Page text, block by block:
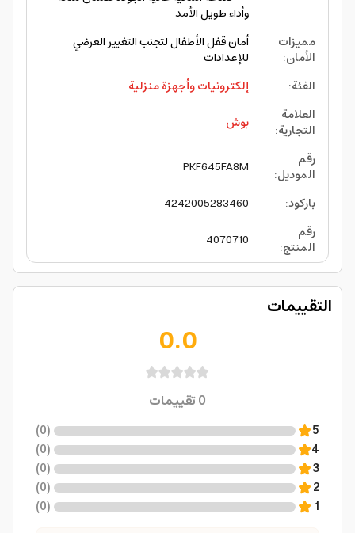
وأداء طويل الأمد
مميزات
الأمان:
أمان قفل الأطفال لتجنب التغيير العرضي
للإعدادات
الفئة:
إلكترونيات وأجهزة منزلية
العلامة
التجارية:
بوش
رقم
الموديل:
PKF645FA8M
باركود:
4242005283460
رقم
المنتج:
4070710
التقييمات
0.0
0تقييمات
5
(
0
)
4
(
0
)
3
(
0
)
2
(
0
)
1
(
0
)